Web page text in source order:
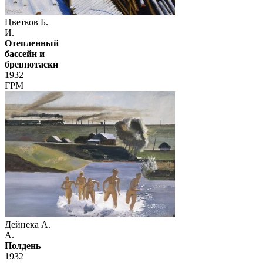
Цветков Б.
И.
Отепленный
бассейн и
бревнотаски
1932
ГРМ
Дейнека А.
А.
Полдень
1932